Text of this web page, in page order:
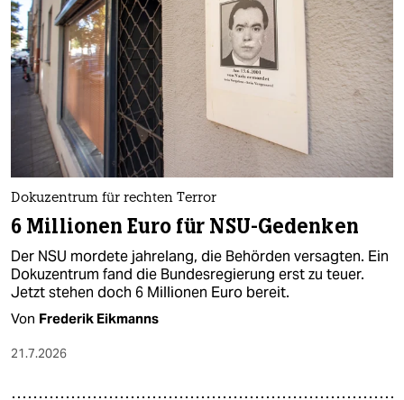
Dokuzentrum für rechten Terror
6 Millionen Euro für NSU-Gedenken
Der NSU mordete jahrelang, die Behörden versagten. Ein
Dokuzentrum fand die Bundesregierung erst zu teuer.
Jetzt stehen doch 6 Millionen Euro bereit.
Von Frederik Eikmanns
21.7.2026